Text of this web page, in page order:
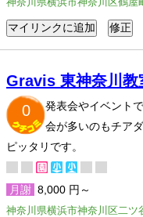
Gravis 東神奈川教
0
発表会やイベント
会が多いのもチア
ピッタリです。
月謝 8,000 円～
神奈川県横浜市神奈川区二ツ